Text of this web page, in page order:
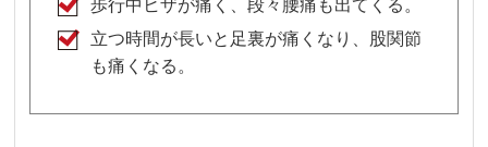
歩行中ヒザが痛く、段々腰痛も出てくる。
立つ時間が長いと足裏が痛くなり、股関節
も痛くなる。